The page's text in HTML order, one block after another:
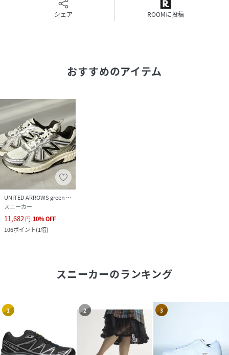
0505296-196-113 RN3030)
シェア ROOMに投稿
おすすめのアイテム
UNITED ARROWS green label relaxing
スニーカー
11,682円 10%OFF
106ポイント(1倍)
スニーカーのランキング
1 2 3